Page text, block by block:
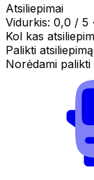
Atsiliepimai
Vidurkis: 0,0 / 5
Kol kas
Palikti atsiliepimą
Norėdami